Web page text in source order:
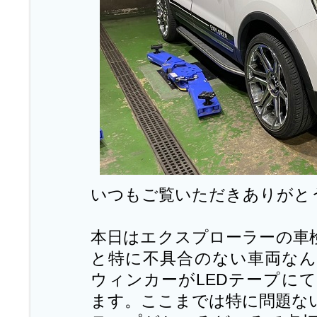
いつもご覧いただきありがと
本日はエクスプローラーの車
と特に不具合のない車両な
ウィンカーがLEDテープに
ます。ここまでは特に問題